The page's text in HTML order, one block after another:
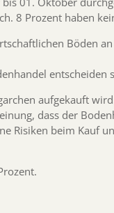
8 Prozent haben
Böden
entscheiden
aufgekauft
dass der
Risiken beim Kauf